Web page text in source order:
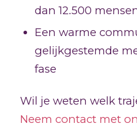
dan 12.500
Een warme
gelijkgestemde
fase
Wil je weten welk
Neem contact met